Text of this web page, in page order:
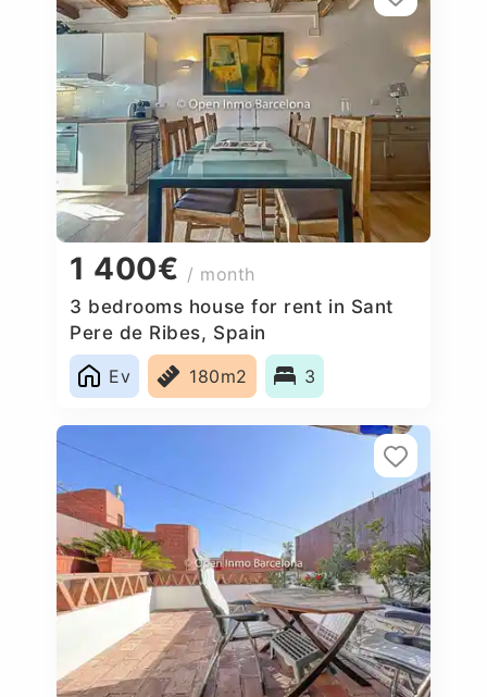
1 400€ / month
3 bedrooms house for rent in Sant
Pere de Ribes, Spain
Ev
180m2 3